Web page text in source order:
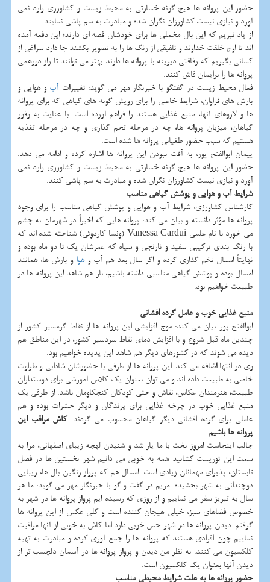
حضور این پروانه ها هیچ گونه خسارتی به محیط زیست و كشاورزی وارد نمی
آورد و نیازی نیست كشاورزان نگران شده و مبادرت به سم پاشی نمایند.
از یاد نبریم كه این بال مخملی ها برای خودشان قصه ای دارند؛ این دفعه آمده
اند تا اوج خلقت خداوند و تلفیقی از رنگ ها را به تصویر بكشند جا دارد سراغی از
كسانی بگیریم كه رفاقتی دیرینه با پروانه ها دارند بهتر می توانند تا راز دورهمی
پروانه ها را برایمان فاش كنند.
فعال محیط زیست در گفتگو با خبرنگار مهر می گوید: تغییرات آب و هوایی و
بارش های فراوان، شرایط خاصی را برای رویش گونه های گیاهی كه برای پروانه
ها و لاروهای آنها، منبع غذایی هستند را فراهم آورده است. با عنایت به وفور
گیاهان، میزبان پروانه ها، چه در مرحله تخم گذاری و چه در مرحله تغذیه
هستیم كه سبب حضور طغیانی پروانه ها شده است.
پیمان ابوالفتح پور، به آفت نبودن این پروانه ها اشاره كرده و ادامه می دهد:
حضور این پروانه ها هیچ گونه خسارتی به محیط زیست و كشاورزی وارد نمی
آورد و نیازی نیست كشاورزان نگران شده و مبادرت به سم پاشی كنند.
شرایط آب و هوایی و پوشش گیاهی مناسب
كارشناس كشاورزی، شرایط آب و هوایی و پوشش گیاهی مناسب را برای وجود
پروانه ها مؤثر دانسته و بیان می كند: پروانه هایی كه اخیراً در شهرمان به چشم
می خورد با نام علمی Vanessa Cardui (ونسا كاردوئی) شناخته شده اند كه
با رنگ بندی تركیبی سفید و نارنجی و سیاه كه عمرشان یك تا دو ماه بوده و
نهایتاً امسال تخم گذاری كرده و اگر سال بعد هم آب وهوا و بارش ها، همانند
امسال بوده و پوشش گیاهی مناسبی داشته باشیم، باز هم شاهد این پروانه ها در
طبیعت خواهیم بود.
منبع غذایی خوب و عامل گرده افشانی
ابوالفتح پور بیان می كند: موج افزایشی این پروانه ها از نقاط گرمسیر كشور از
چندین ماه قبل شروع و با افزایش دمای نقاط سردسیر كشور، در این مناطق هم
دیده می شوند كه در كشورهای دیگر هم شاهد این پدیده خواهیم بود.
وی در انتها اضافه می كند: این پروانه ها از طرفی با حضورشان شادابی و طراوت
خاصی به طبیعت داده اند و می توان بعنوان یك كلاس آموزشی برای دوستداران
طبیعت، هنرمندان عكاس، نقاش و حتی كودكان كنجكاومان باشد. از طرفی یك
منبع غذایی خوب در چرخه غذایی برای پرندگان و دیگر حشرات بوده و هم
عاملی برای گرده افشانی دیگر گیاهان محسوب می گردند.كاش مراقب این
پروانه ها باشیم
جالب اینجاست امروز بخت با ما یار شد و شنیدن لهجه زیبای اصفهانی، مرا به
سمت این توریست كشانید همه به خوبی می دانیم شهر نخستین ها در فصل
تابستان، پذیرای مهمانان زیادی است. امسال هم كه پرواز رنگین بال ها، زیبایی
دوچندانی به شهر بخشیده. مریم در گفت و گو با خبرنگار مهر می گوید: ما هر
سال به تبریز سفر می نماییم و از روزی كه رسیده ایم پرواز پروانه ها در شهر به
خصوص فضاهای سبز، خیلی هیجان كننده است و كلی عكس از این پروانه ها
گرفتم. دیدن پروانه ها در شهر حس خوبی دارد اما كاش به خوبی از آنها مراقبت
نماییم چون افرادی هستند كه پروانه ها را جمع آوری كرده و مبادرت به تهیه
كلكسیون می كنند. به نظر من دیدن و پرواز پروانه ها در آسمان دلچسب تر از
دیدن آنها بعنوان یك كلكسیون است.
حضور پروانه ها به علت شرایط محیطی مناسب